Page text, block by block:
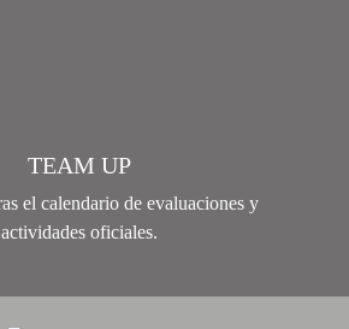
TEAM UP
el calendario de evaluaciones y
actividades oficiales.